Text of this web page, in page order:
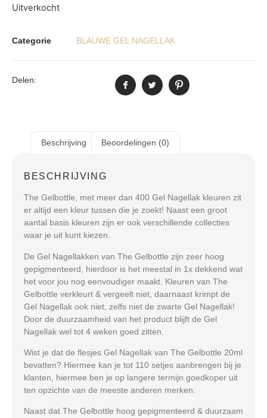
Uitverkocht
Categorie BLAUWE GEL NAGELLAK
Delen:
Beschrijving Beoordelingen (0)
BESCHRIJVING
The Gelbottle, met meer dan 400 Gel Nagellak kleuren zit
er altijd een kleur tussen die je zoekt! Naast een groot
aantal basis kleuren zijn er ook verschillende collecties
waar je uit kunt kiezen.
De Gel Nagellakken van The Gelbottle zijn zeer hoog
gepigmenteerd, hierdoor is het meestal in 1x dekkend wat
het voor jou nog eenvoudiger maakt. Kleuren van The
Gelbottle verkleurt & vergeelt niet, daarnaast krimpt de
Gel Nagellak ook niet, zelfs niet de zwarte Gel Nagellak!
Door de duurzaamheid van het product blijft de Gel
Nagellak wel tot 4 weken goed zitten.
Wist je dat de flesjes Gel Nagellak van The Gelbottle 20ml
bevatten? Hiermee kan je tot 110 setjes aanbrengen bij je
klanten, hiermee ben je op langere termijn goedkoper uit
ten opzichte van de meeste anderen merken.
Naast dat The Gelbottle hoog gepigmenteerd & duurzaam